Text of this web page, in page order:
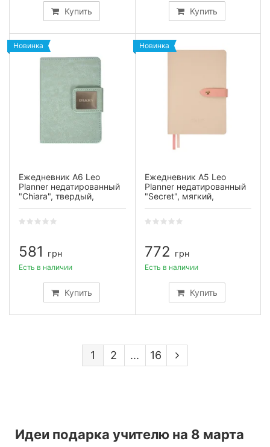
Идеи подарка учителю на 8 марта
Купить Купить
Новинка
Ежедневник А6 Leo
Planner недатированный
"Chiara", твердый,
581 грн
Купить
Есть в наличии
Новинка
Ежедневник А5 Leo
Planner недатированный
"Secret", мягкий,
772 грн
Купить
Есть в наличии
1 2 ... 16